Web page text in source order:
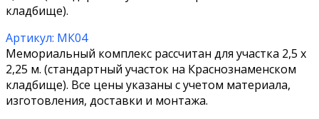
кладбище).
Артикул: МК04
Мемориальный комплекс рассчитан для участка 2,5 х
2,25 м. (стандартный участок на Краснознаменском
кладбище). Все цены указаны с учетом материала,
изготовления, доставки и монтажа.